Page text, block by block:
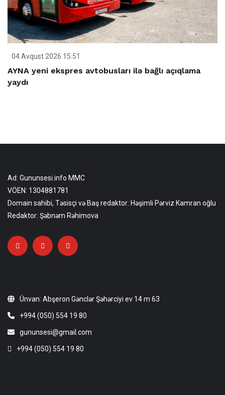
04 Avqust 2026 15:51
AYNA yeni ekspres avtobusları ilə bağlı açıqlama
yaydı
Ad: Gununsesi.info MMC
VÖEN: 1304881781
Domain sahibi, Təsisçi və Baş redaktor: Həşimli Pərviz Kamran oğlu
Redaktor: Şəbnəm Rəhimova
Ünvan: Abşeron Gənclər Şəhərciyi ev 14 m 63
+994 (050) 554 19 80
gununsesi@gmail.com
+994 (050) 554 19 80